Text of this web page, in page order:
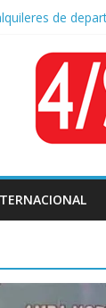
de
Tierras: el
Belgrano: